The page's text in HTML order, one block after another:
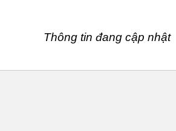
Thông tin đang cập nhật